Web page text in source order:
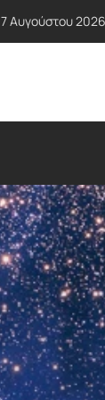
7 Αυγούστου